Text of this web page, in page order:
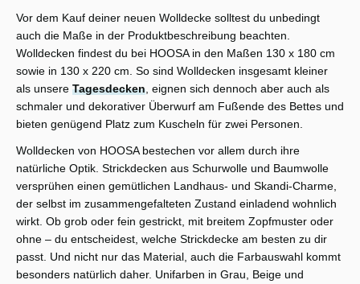
Vor dem Kauf deiner neuen Wolldecke solltest du unbedingt
auch die Maße in der Produktbeschreibung beachten.
Wolldecken findest du bei HOOSA in den Maßen 130 x 180 cm
sowie in 130 x 220 cm. So sind Wolldecken insgesamt kleiner
als unsere Tagesdecken , eignen sich dennoch aber auch als
schmaler und dekorativer Überwurf am Fußende des Bettes und
bieten genügend Platz zum Kuscheln für zwei Personen.
Wolldecken von HOOSA bestechen vor allem durch ihre
natürliche Optik. Strickdecken aus Schurwolle und Baumwolle
versprühen einen gemütlichen Landhaus- und Skandi-Charme,
der selbst im zusammengefalteten Zustand einladend wohnlich
wirkt. Ob grob oder fein gestrickt, mit breitem Zopfmuster oder
ohne – du entscheidest, welche Strickdecke am besten zu dir
passt. Und nicht nur das Material, auch die Farbauswahl kommt
besonders natürlich daher. Unifarben in Grau, Beige und